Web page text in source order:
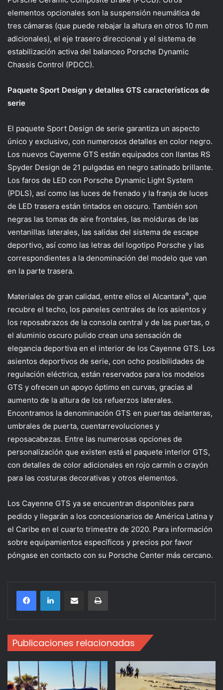
elementos opcionales son la suspensión neumática de
tres cámaras (que puede rebajar la altura en otros 10 mm
adicionales), el eje trasero direccional y el sistema de
estabilización activa del balanceo Porsche Dynamic
Chassis Control (PDCC).
Paquete Sport Design y detalles GTS característicos de
serie
El paquete Sport Design de serie garantiza un aspecto
único y exclusivo, con numerosos detalles en color negro.
Los nuevos Cayenne GTS están equipados con llantas RS
Spyder Design de 21 pulgadas en negro satinado brillante.
Los faros de LED con Porsche Dynamic Light System
(PDLS), así como las luces de frenado y la franja de luces
de LED trasera están tintados en oscuro. También son
negras las tomas de aire frontales, las molduras de las
ventanillas laterales, las salidas del sistema de escape
deportivo, así como las letras del logotipo Porsche y las
correspondientes a la denominación del modelo que van
en la parte trasera.
Materiales de gran calidad, entre ellos el Alcantara®, que
recubre el techo, los paneles centrales de los asientos y
los reposabrazos de la consola central y de las puertas, o
el aluminio oscuro pulido crean una sensación de
elegancia deportiva en el interior de los Cayenne GTS. Los
asientos deportivos de serie, con ocho posibilidades de
regulación eléctrica, están reservados para los modelos
GTS y ofrecen un apoyo óptimo en curvas, gracias al
aumento de la altura de los refuerzos laterales.
Encontramos la denominación GTS en puertas delanteras,
umbrales de puerta, cuentarrevoluciones y
reposacabezas. Entre las numerosas opciones de
personalización que existen está el paquete interior GTS,
con detalles de color adicionales en rojo carmín o crayón
para las costuras decorativas y otros elementos.
Los Cayenne GTS ya se encuentran disponibles para
pedido y llegarán a los concesionarios de América Latina y
el Caribe en el cuarto trimestre de 2020. Para información
sobre equipamientos específicos y precios por favor
póngase en contacto con su Porsche Center más cercano.
Compartir por correo electrónicoImprimir
Publicaciones relacionadas